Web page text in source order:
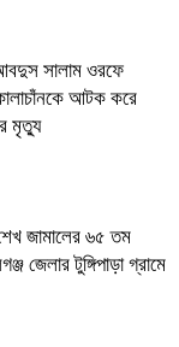
আবদুস সালাম ওরফে
আটক করে
মৃত্যু
জামালের ৬৫ তম
জেলার টুঙ্গিপাড়া গ্রামে